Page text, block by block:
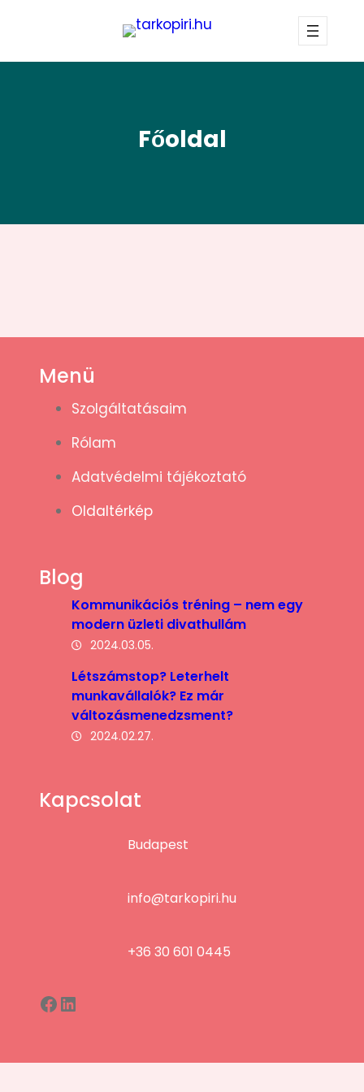
Főoldal
Menü
Szolgáltatásaim
Rólam
Adatvédelmi tájékoztató
Oldaltérkép
Blog
Kommunikációs tréning – nem egy
modern üzleti divathullám
2024.03.05.
Létszámstop? Leterhelt
munkavállalók? Ez már
változásmenedzsment?
2024.02.27.
Kapcsolat
Budapest
info@tarkopiri.hu
+36 30 601 0445